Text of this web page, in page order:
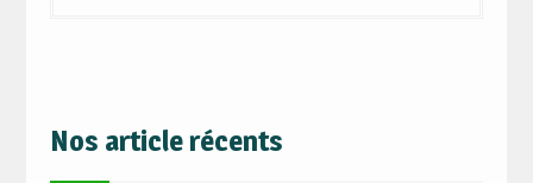
Nos article récents